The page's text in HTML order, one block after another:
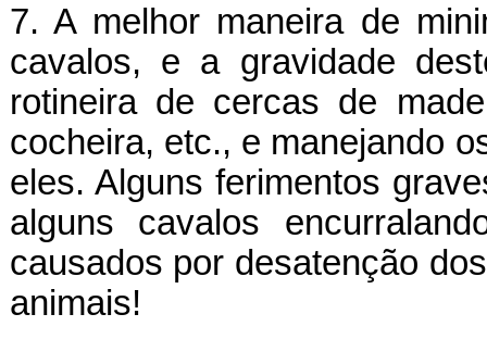
7. A melhor maneira de
cavalos, e a gravidade
rotineira de cercas de
cocheira, etc., e manejando
eles. Alguns ferimentos
alguns cavalos
causados por desatenção
animais!